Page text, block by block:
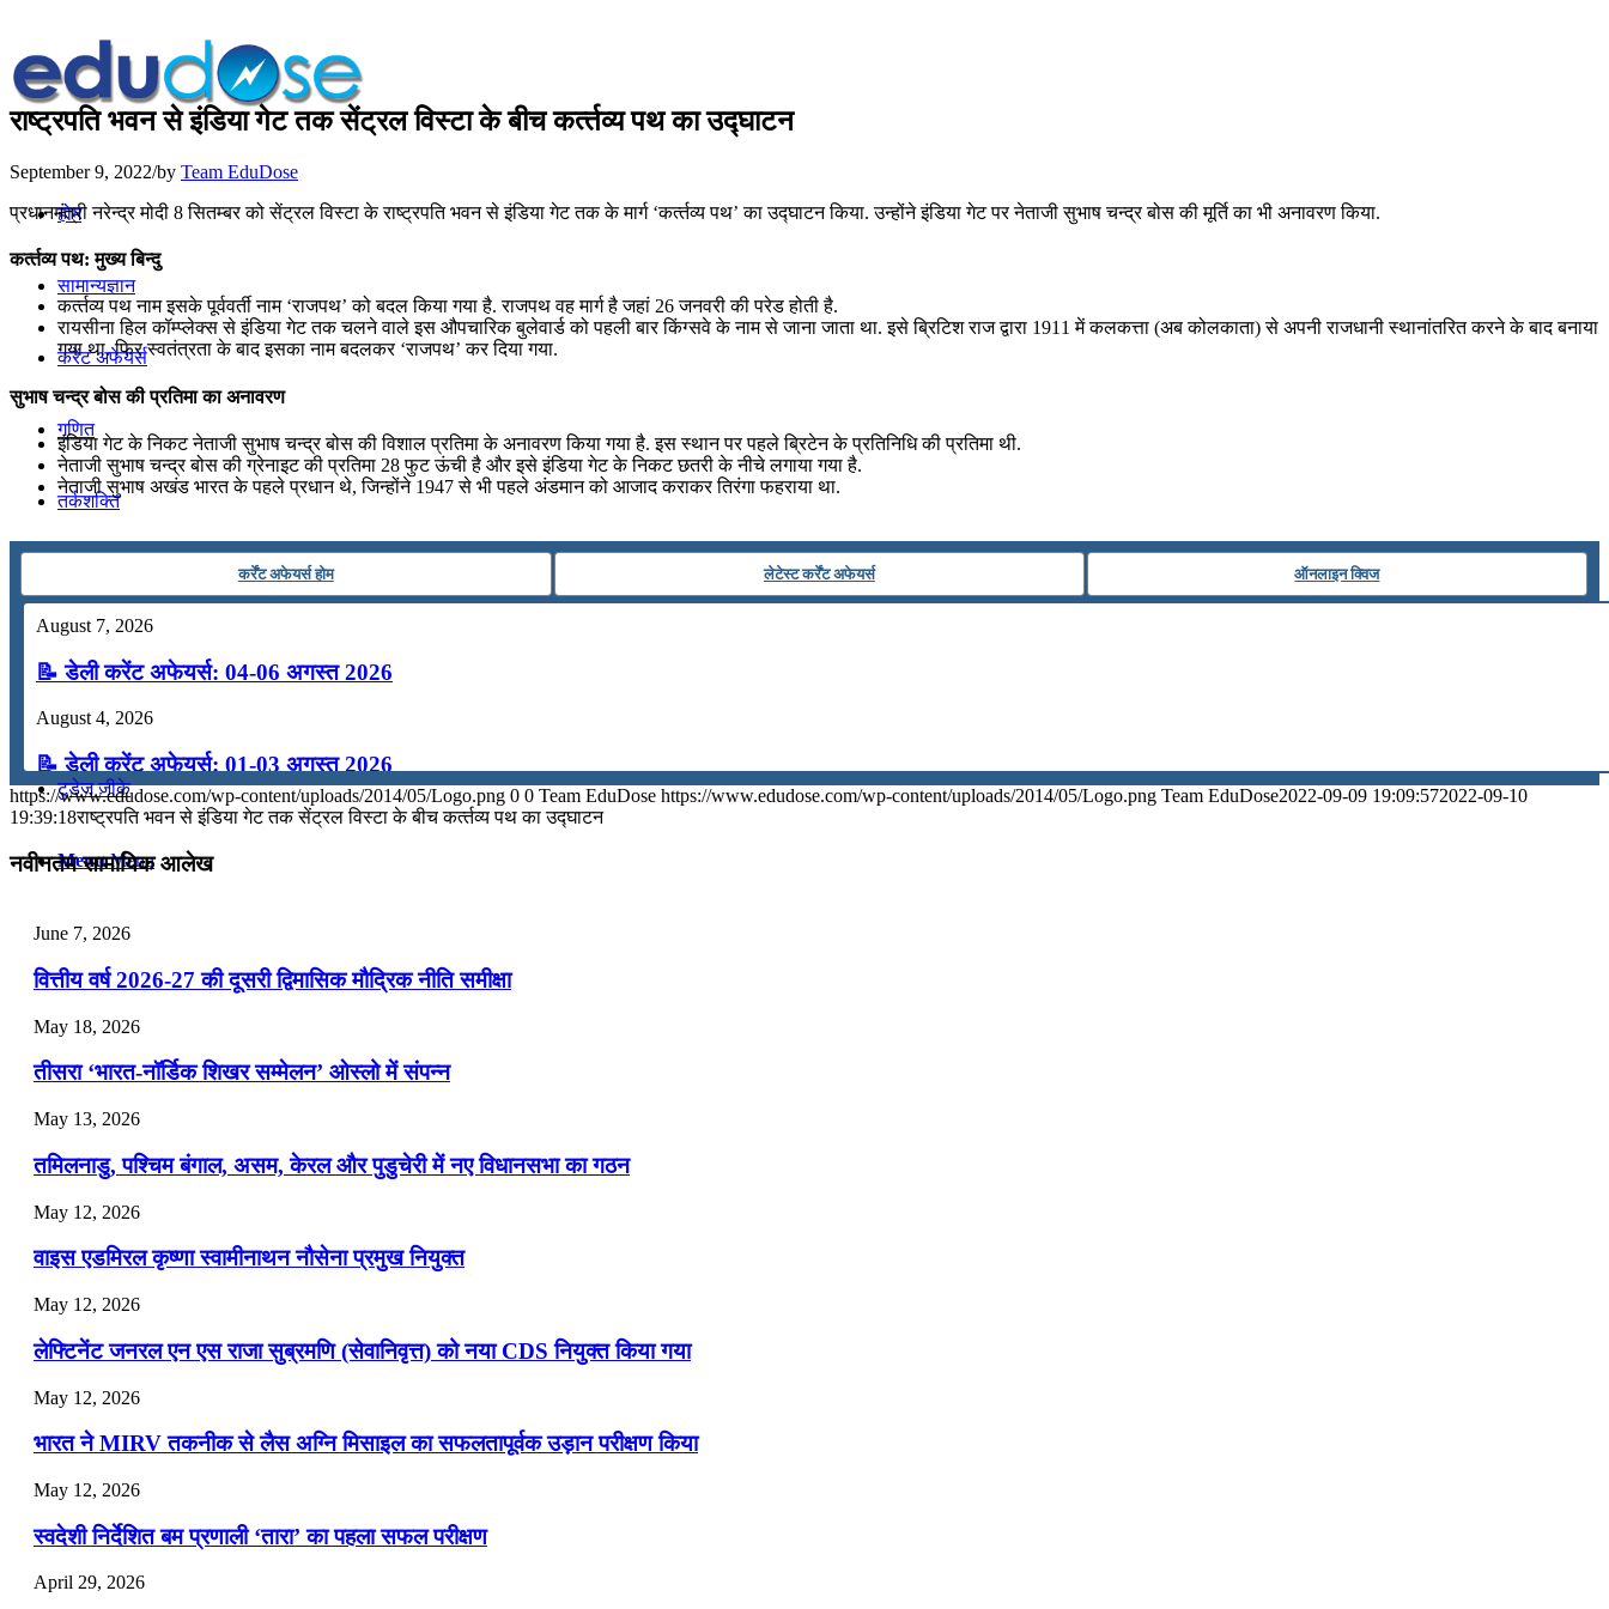
होम
सामान्यज्ञान
करेंट अफेयर्स
गणित
तर्कशक्ति
मॉक टेस्ट
टुडेज जीके
Menu Menu
राष्‍ट्रपति भवन से इंडिया गेट तक सेंट्रल विस्‍टा के बीच कर्त्‍तव्‍य पथ का उद्घाटन
September 9, 2022/by Team EduDose
प्रधानमंत्री नरेन्‍द्र मोदी 8 सितम्बर को सेंट्रल विस्‍टा के राष्‍ट्रपति भवन से इंडिया गेट तक के मार्ग ‘कर्त्‍तव्‍य पथ’ का उद्घाटन किया. उन्होंने इंडिया गेट पर नेताजी सुभाष चन्‍द्र बोस की मूर्ति का भी अनावरण किया.
कर्त्‍तव्‍य पथ: मुख्य बिन्दु
कर्त्‍तव्‍य पथ नाम इसके पूर्ववर्ती नाम ‘राजपथ’ को बदल किया गया है. राजपथ वह मार्ग है जहां 26 जनवरी की परेड होती है.
रायसीना हिल कॉम्प्लेक्स से इंडिया गेट तक चलने वाले इस औपचारिक बुलेवार्ड को पहली बार किंग्सवे के नाम से जाना जाता था. इसे ब्रिटिश राज द्वारा 1911 में कलकत्ता (अब कोलकाता) से अपनी राजधानी स्थानांतरित करने के बाद बनाया
गया था. फिर स्वतंत्रता के बाद इसका नाम बदलकर ‘राजपथ’ कर दिया गया.
सुभाष चन्‍द्र बोस की प्रति‍मा का अनावरण
इंडिया गेट के निकट नेताजी सुभाष चन्द्र बोस की विशाल प्रति‍मा के अनावरण किया गया है. इस स्थान पर पहले ब्रिटेन के प्रतिनिधि की प्रतिमा थी.
नेताजी सुभाष चन्‍द्र बोस की ग्रेनाइट की प्रति‍मा 28 फुट ऊंची है और इसे इंडिया गेट के निकट छतरी के नीचे लगाया गया है.
नेताजी सुभाष अखंड भारत के पहले प्रधान थे, जिन्होंने 1947 से भी पहले अंडमान को आजाद कराकर तिरंगा फहराया था.
कर्रेंट अफेयर्स होम लेटेस्ट कर्रेंट अफेयर्स ऑनलाइन क्विज
August 7, 2026
📝 डेली करेंट अफेयर्स: 04-06 अगस्त 2026
August 4, 2026
📝 डेली करेंट अफेयर्स: 01-03 अगस्त 2026
July 31, 2026
📝 डेली करेंट अफेयर्स: 28-31 जुलाई 2026
📝 डेली करेंट अफेयर्स: 25-27 जुलाई 2026
July 25, 2026
📝 डेली करेंट अफेयर्स: 22-24 जुलाई 2026
July 22, 2026
📝 डेली करेंट अफेयर्स: 19-21 जुलाई 2026
July 19, 2026
📝 डेली करेंट अफेयर्स: 16-18 जुलाई 2026
https://www.edudose.com/wp-content/uploads/2014/05/Logo.png 0 0 Team EduDose https://www.edudose.com/wp-content/uploads/2014/05/Logo.png Team EduDose2022-09-09 19:09:572022-09-10
19:39:18राष्‍ट्रपति भवन से इंडिया गेट तक सेंट्रल विस्‍टा के बीच कर्त्‍तव्‍य पथ का उद्घाटन
नवीनतम सामायिक आलेख
June 7, 2026
वित्तीय वर्ष 2026-27 की दूसरी द्विमासिक मौद्रिक नीति समीक्षा
May 18, 2026
तीसरा ‘भारत-नॉर्डिक शिखर सम्मेलन’ ओस्लो में संपन्न
May 13, 2026
तमिलनाडु, पश्चिम बंगाल, असम, केरल और पुडुचेरी में नए विधानसभा का गठन
May 12, 2026
वाइस एडमिरल कृष्णा स्वामीनाथन नौसेना प्रमुख नियुक्त
May 12, 2026
लेफ्टिनेंट जनरल एन एस राजा सुब्रमणि (सेवानिवृत्त) को नया CDS नियुक्त किया गया
May 12, 2026
भारत ने MIRV तकनीक से लैस अग्नि मिसाइल का सफलतापूर्वक उड़ान परीक्षण किया
May 12, 2026
स्वदेशी निर्देशित बम प्रणाली ‘तारा’ का पहला सफल परीक्षण
April 29, 2026